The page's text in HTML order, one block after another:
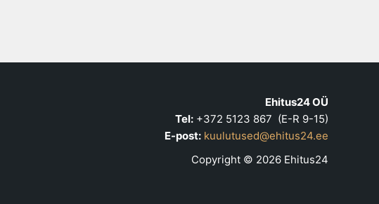
Ehitus24 OÜ
Tel:+372 5123 867 (E-R 9-15)
E-post: kuulutused@ehitus24.ee
Copyright © 2026 Ehitus24